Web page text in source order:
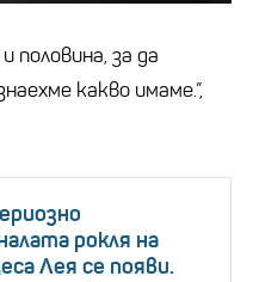
половина, за да
какво имаме.”,
рокля на
Лея се появи.